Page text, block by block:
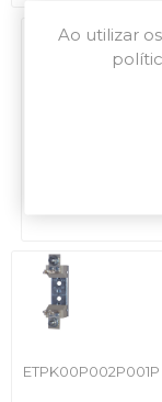
ETPK00P002P001P
Ao utilizar